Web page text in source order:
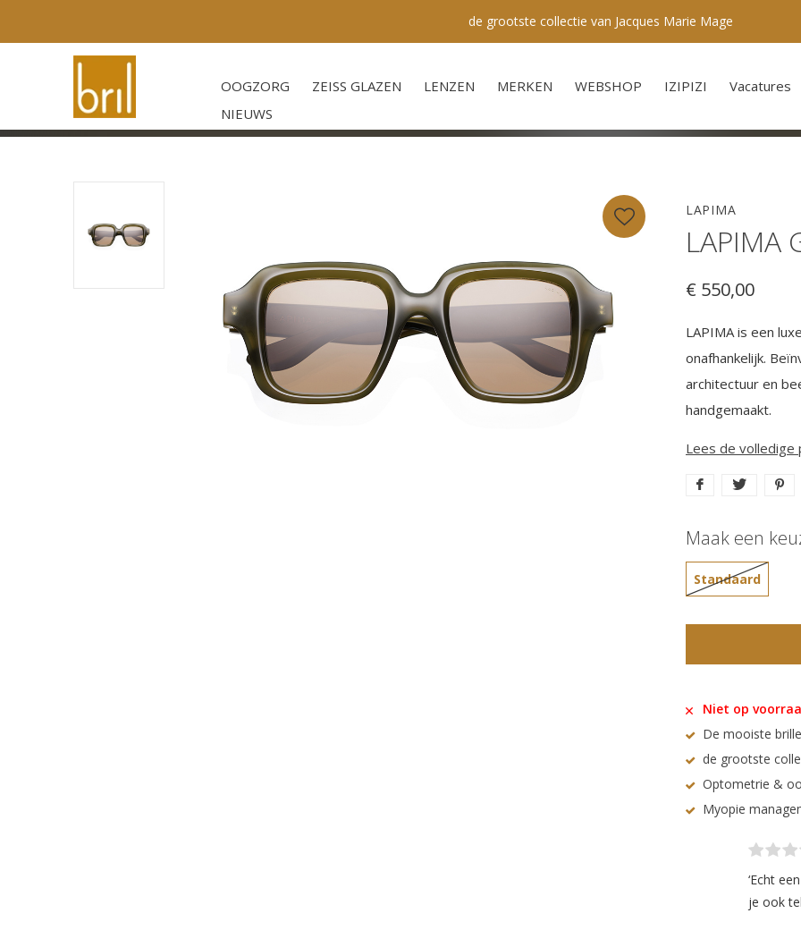
OOGZORG ZEISS GLAZEN LENZEN MERKEN WEBSHOP IZIPIZI
Vacatures
NIEUWS
de grootste collectie van Jacques Marie Mage
LAPIMA
LAPIMA
€ 550,00
LAPIMA is een
onafhankelijk.
architectuur en
handgemaakt.
Lees de volledige
Maak een
Standaard
Niet op
De mooiste
de grootste
Optometrie &
Myopie
‘Echt
je ook